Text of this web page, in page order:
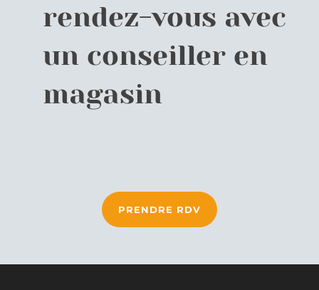
rendez-vous avec
un conseiller en
magasin
PRENDRE RDV